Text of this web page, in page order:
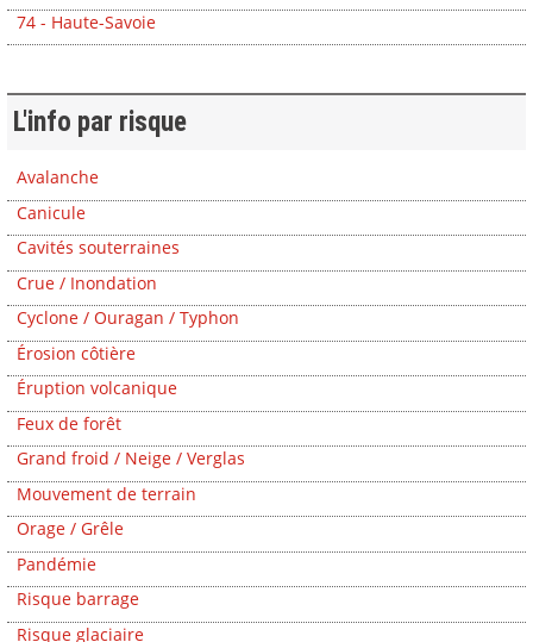
74 - Haute-Savoie
L'info par risque
Avalanche
Canicule
Cavités souterraines
Crue / Inondation
Cyclone / Ouragan / Typhon
Érosion côtière
Éruption volcanique
Feux de forêt
Grand froid / Neige / Verglas
Mouvement de terrain
Orage / Grêle
Pandémie
Risque barrage
Risque glaciaire